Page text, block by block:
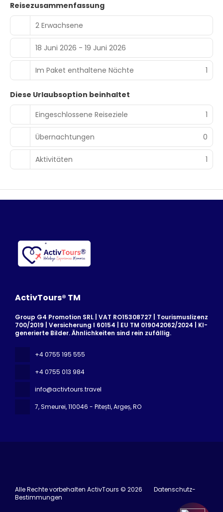
Reisezusammenfassung
2 Erwachsene
18 Juni 2026 - 19 Juni 2026
Im Paket enthaltene Nächte 1
Diese Urlaubsoption beinhaltet
Eingeschlossene Reiseziele
1
Übernachtungen 0
Aktivitäten 1
ActivTours® TM
Group G4 Promotion SRL | VAT RO15308727 | Tourismuslizenz
700/2019 | Versicherung I 60154 | EU TM 019042062/2024 | KI-
generierte Bilder. Ähnlichkeiten sind rein zufällig.
+4 0755 195 555
+4 0755 013 984
info@activtours.travel
7, Smeurei, 110046 - Pitești, Argeș, RO
Alle Rechte vorbehalten ActivTours © 2026
Datenschutz-
Bestimmungen